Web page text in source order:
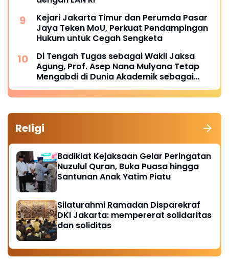
Kejari Jakarta Timur dan Perumda Pasar
Jaya Teken MoU, Perkuat Pendampingan
Hukum untuk Cegah Sengketa
Di Tengah Tugas sebagai Wakil Jaksa
Agung, Prof. Asep Nana Mulyana Tetap
Mengabdi di Dunia Akademik sebagai
Penguji Promosi Doktor Unpad
Religi
Badiklat Kejaksaan Gelar Peringatan
Nuzulul Quran, Buka Puasa hingga
Santunan Anak Yatim Piatu
Silaturahmi Ramadan Disparekraf
DKI Jakarta: mempererat solidaritas
dan soliditas